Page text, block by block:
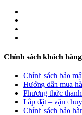
Chính sách khách hàng
Chính sách bảo
Hướng dẫn mua
Phương thức
Lắp đặt – vận
Chính sách bảo